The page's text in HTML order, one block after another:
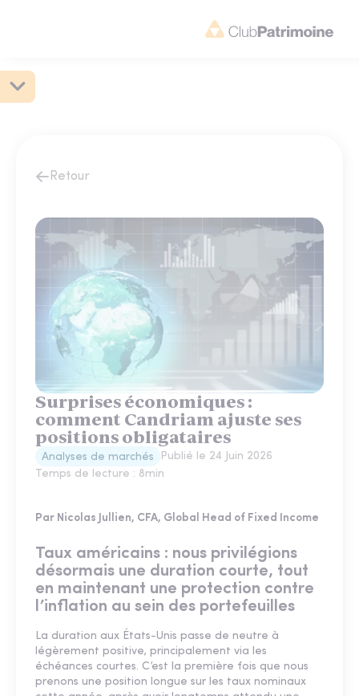
Retour
Surprises économiques :
comment Candriam ajuste ses
positions obligataires
Analyses de marchés Publié le 24 Juin 2026
Temps de lecture : 8min
Par Nicolas Jullien, CFA, Global Head of Fixed Income
Taux américains : nous privilégions
désormais une duration courte, tout
en maintenant une protection contre
l’inflation au sein des portefeuilles
La duration aux États-Unis passe de neutre à
légèrement positive, principalement via les
échéances courtes. C’est la première fois que nous
prenons une position longue sur les taux nominaux